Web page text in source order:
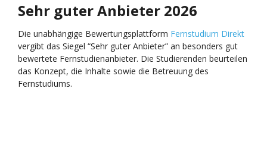
Sehr guter Anbieter 2026
Die unabhängige Bewertungsplattform Fernstudium Direkt
vergibt das Siegel “Sehr guter Anbieter” an besonders gut
bewertete Fernstudienanbieter. Die Studierenden beurteilen
das Konzept, die Inhalte sowie die Betreuung des
Fernstudiums.